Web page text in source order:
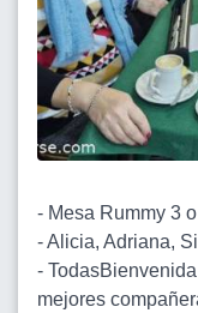
- Mesa Rummy 3
- Alicia, Adriana,
-
mejores